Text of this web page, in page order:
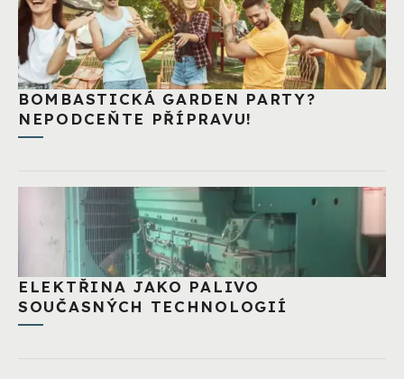
BOMBASTICKÁ GARDEN PARTY?
NEPODCEŇTE PŘÍPRAVU!
ELEKTŘINA JAKO PALIVO
SOUČASNÝCH TECHNOLOGIÍ